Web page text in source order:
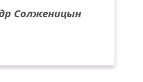
Солженицын